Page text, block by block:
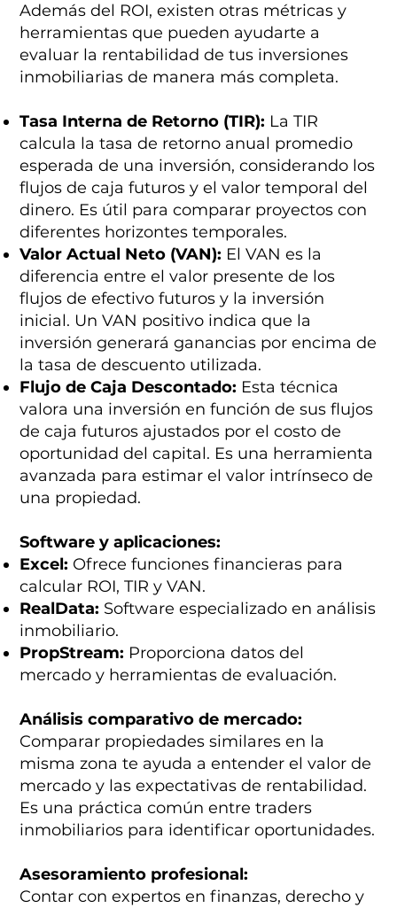
Además del ROI, existen otras métricas y
herramientas que pueden ayudarte a
evaluar la rentabilidad de tus inversiones
inmobiliarias de manera más completa.
Tasa Interna de Retorno (TIR): La TIR
calcula la tasa de retorno anual promedio
esperada de una inversión, considerando los
flujos de caja futuros y el valor temporal del
dinero. Es útil para comparar proyectos con
diferentes horizontes temporales.
Valor Actual Neto (VAN): El VAN es la
diferencia entre el valor presente de los
flujos de efectivo futuros y la inversión
inicial. Un VAN positivo indica que la
inversión generará ganancias por encima de
la tasa de descuento utilizada.
Flujo de Caja Descontado: Esta técnica
valora una inversión en función de sus flujos
de caja futuros ajustados por el costo de
oportunidad del capital. Es una herramienta
avanzada para estimar el valor intrínseco de
una propiedad.
Software y aplicaciones:
Excel: Ofrece funciones financieras para
calcular ROI, TIR y VAN.
RealData: Software especializado en análisis
inmobiliario.
PropStream: Proporciona datos del
mercado y herramientas de evaluación.
Análisis comparativo de mercado:
Comparar propiedades similares en la
misma zona te ayuda a entender el valor de
mercado y las expectativas de rentabilidad.
Es una práctica común entre traders
inmobiliarios para identificar oportunidades.
Asesoramiento profesional:
Contar con expertos en finanzas, derecho y